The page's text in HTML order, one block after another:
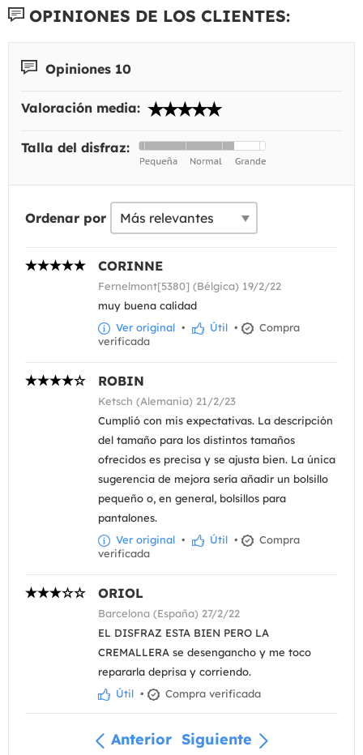
OPINIONES DE LOS CLIENTES:
Opiniones 10
Valoración media:
Talla del disfraz:
Ordenar por
CORINNE
Fernelmont[5380] (Bélgica) 19/2/22
muy buena calidad
Ver original • Útil •
Compra
verificada
ROBIN
Ketsch (Alemania) 21/2/23
Cumplió con mis expectativas. La descripción
del tamaño para los distintos tamaños
ofrecidos es precisa y se ajusta bien. La única
sugerencia de mejora sería añadir un bolsillo
pequeño o, en general, bolsillos para
pantalones.
Ver original • Útil •
Compra
verificada
ORIOL
Barcelona (España) 27/2/22
EL DISFRAZ ESTA BIEN PERO LA
CREMALLERA se desengancho y me toco
repararla deprisa y corriendo.
Útil • Compra verificada
Anterior Siguiente